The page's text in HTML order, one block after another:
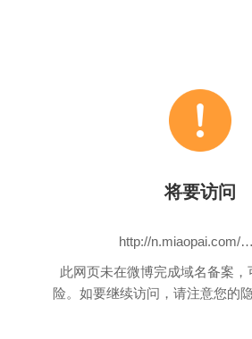
将要访问
http://n.miaopai.com/media/ZwwGiV34wFCs4dFMMbl1-Q7BgiUjFZQe
此网页未在微博完成域名备案
险。如要继续访问，请注意您的